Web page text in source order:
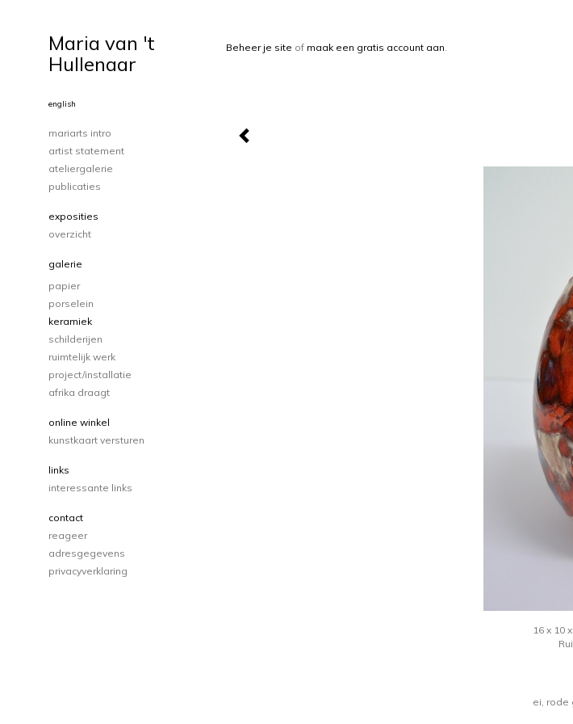
Beheer je site of maak een gratis account aan.
16 x 10
ei, rode
Maria van 't
Hullenaar
english
mariarts intro
artist statement
ateliergalerie
publicaties
exposities
overzicht
galerie
papier
porselein
keramiek
schilderijen
ruimtelijk werk
project/installatie
afrika draagt
online winkel
kunstkaart versturen
links
interessante links
contact
reageer
adresgegevens
privacyverklaring